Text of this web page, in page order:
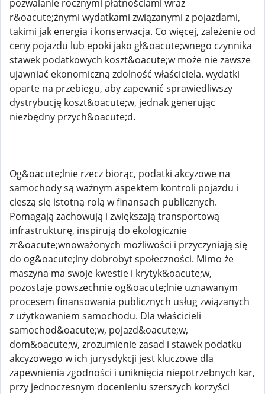
pozwalanie rocznymi płatnościami wraz
r&oacute;żnymi wydatkami związanymi z pojazdami,
takimi jak energia i konserwacja. Co więcej, zależenie od
ceny pojazdu lub epoki jako gł&oacute;wnego czynnika
stawek podatkowych koszt&oacute;w może nie zawsze
ujawniać ekonomiczną zdolność właściciela. wydatki
oparte na przebiegu, aby zapewnić sprawiedliwszy
dystrybucję koszt&oacute;w, jednak generując
niezbędny przych&oacute;d.
Og&oacute;lnie rzecz biorąc, podatki akcyzowe na
samochody są ważnym aspektem kontroli pojazdu i
cieszą się istotną rolą w finansach publicznych.
Pomagają zachowują i zwiększają transportową
infrastrukturę, inspirują do ekologicznie
zr&oacute;wnoważonych możliwości i przyczyniają się
do og&oacute;lny dobrobyt społeczności. Mimo że
maszyna ma swoje kwestie i krytyk&oacute;w,
pozostaje powszechnie og&oacute;lnie uznawanym
procesem finansowania publicznych usług związanych
z użytkowaniem samochodu. Dla właścicieli
samochod&oacute;w, pojazd&oacute;w,
dom&oacute;w, zrozumienie zasad i stawek podatku
akcyzowego w ich jurysdykcji jest kluczowe dla
zapewnienia zgodności i uniknięcia niepotrzebnych kar,
przy jednoczesnym docenieniu szerszych korzyści